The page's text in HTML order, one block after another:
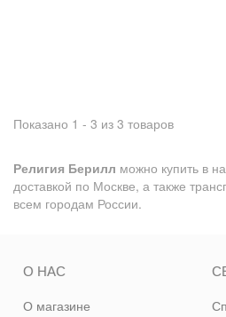
Показано 1 - 3 из 3 товаров
Религия Берилл можно купить в
доставкой по Москве, а также
всем городам России.
О НАС
О магазине